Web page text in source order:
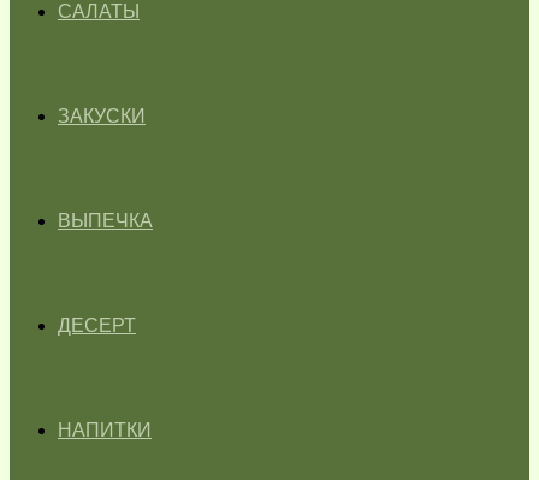
САЛАТЫ
ЗАКУСКИ
ВЫПЕЧКА
ДЕСЕРТ
НАПИТКИ